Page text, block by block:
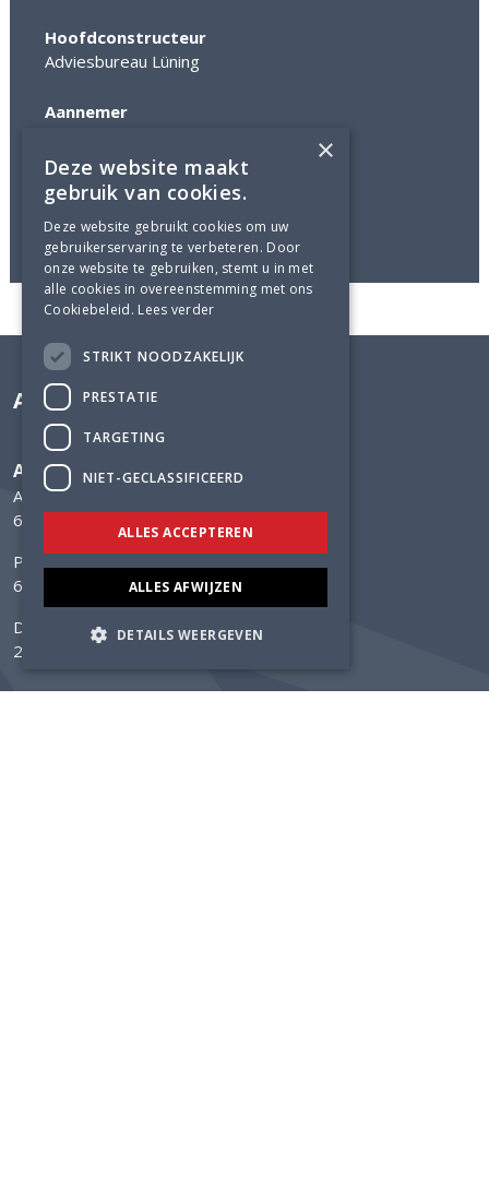
Hoofdconstructeur
Adviesbureau Lüning
Aannemer
Status
Gerealiseerd in 2016
Adviesbureau Lüning
Adviesbureau Lüning
Arnhemsestraatweg 358
6881 NK Velp
Postbus 304
6800 AH Arnhem
Delftechpark 12
2628 XH Delft
×
Deze website maakt
gebruik van cookies.
Deze website gebruikt cookies om uw
gebruikerservaring te verbeteren. Door
onze website te gebruiken, stemt u in met
alle cookies in overeenstemming met ons
Cookiebeleid. Lees verder
STRIKT NOODZAKELIJK
PRESTATIE
TARGETING
NIET-GECLASSIFICEERD
ALLES ACCEPTEREN
ALLES AFWIJZEN
DETAILS WEERGEVEN